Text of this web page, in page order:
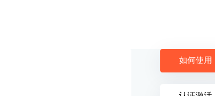
如何使用